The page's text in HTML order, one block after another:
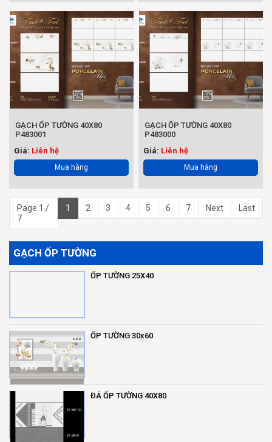
GẠCH ỐP TƯỜNG 40X80
P483001
Giá: Liên hệ
Mua hàng
GẠCH ỐP TƯỜNG 40X80
P483000
Giá: Liên hệ
Mua hàng
Page 1 /
7
1 2 3 4 5 6 7 Next Last
GẠCH ỐP TƯỜNG
ỐP TƯỜNG 25X40
ỐP TƯỜNG 30x60
ĐÁ ỐP TƯỜNG 40X80